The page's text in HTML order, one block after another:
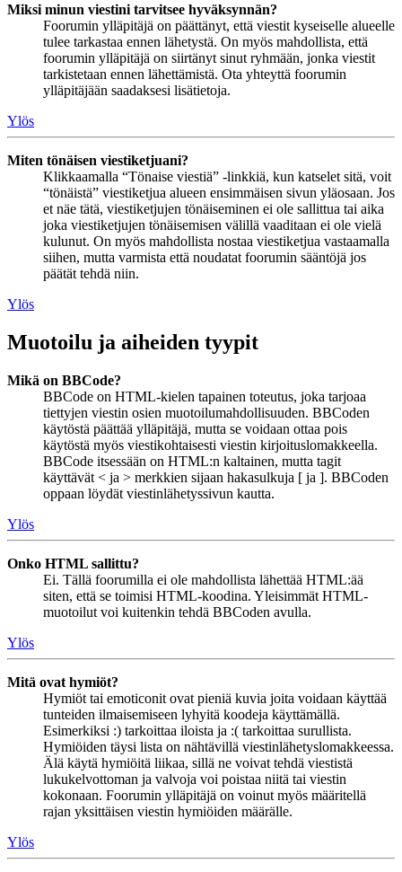
Miksi minun viestini tarvitsee hyväksynnän?
Foorumin ylläpitäjä on päättänyt, että viestit kyseiselle alueelle
tulee tarkastaa ennen lähetystä. On myös mahdollista, että
foorumin ylläpitäjä on siirtänyt sinut ryhmään, jonka viestit
tarkistetaan ennen lähettämistä. Ota yhteyttä foorumin
ylläpitäjään saadaksesi lisätietoja.
Ylös
Miten tönäisen viestiketjuani?
Klikkaamalla “Tönaise viestiä” -linkkiä, kun katselet sitä, voit
“tönäistä” viestiketjua alueen ensimmäisen sivun yläosaan. Jos
et näe tätä, viestiketjujen tönäiseminen ei ole sallittua tai aika
joka viestiketjujen tönäisemisen välillä vaaditaan ei ole vielä
kulunut. On myös mahdollista nostaa viestiketjua vastaamalla
siihen, mutta varmista että noudatat foorumin sääntöjä jos
päätät tehdä niin.
Ylös
Muotoilu ja aiheiden tyypit
Mikä on BBCode?
BBCode on HTML-kielen tapainen toteutus, joka tarjoaa
tiettyjen viestin osien muotoilumahdollisuuden. BBCoden
käytöstä päättää ylläpitäjä, mutta se voidaan ottaa pois
käytöstä myös viestikohtaisesti viestin kirjoituslomakkeella.
BBCode itsessään on HTML:n kaltainen, mutta tagit
käyttävät < ja > merkkien sijaan hakasulkuja [ ja ]. BBCoden
oppaan löydät viestinlähetyssivun kautta.
Ylös
Onko HTML sallittu?
Ei. Tällä foorumilla ei ole mahdollista lähettää HTML:ää
siten, että se toimisi HTML-koodina. Yleisimmät HTML-
muotoilut voi kuitenkin tehdä BBCoden avulla.
Ylös
Mitä ovat hymiöt?
Hymiöt tai emoticonit ovat pieniä kuvia joita voidaan käyttää
tunteiden ilmaisemiseen lyhyitä koodeja käyttämällä.
Esimerkiksi :) tarkoittaa iloista ja :( tarkoittaa surullista.
Hymiöiden täysi lista on nähtävillä viestinlähetyslomakkeessa.
Älä käytä hymiöitä liikaa, sillä ne voivat tehdä viestistä
lukukelvottoman ja valvoja voi poistaa niitä tai viestin
kokonaan. Foorumin ylläpitäjä on voinut myös määritellä
rajan yksittäisen viestin hymiöiden määrälle.
Ylös